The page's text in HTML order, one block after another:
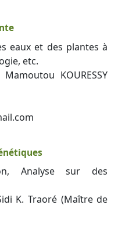
eaux et des plantes à
etc.
Mamoutou KOURESSY
Analyse sur des
K. Traoré (Maître de